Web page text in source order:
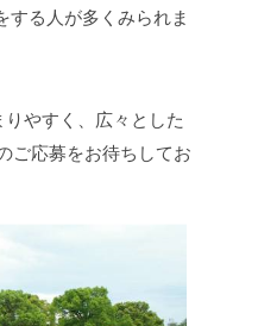
する人が多くみられま
やすく、広々とした
ご応募をお待ちしてお